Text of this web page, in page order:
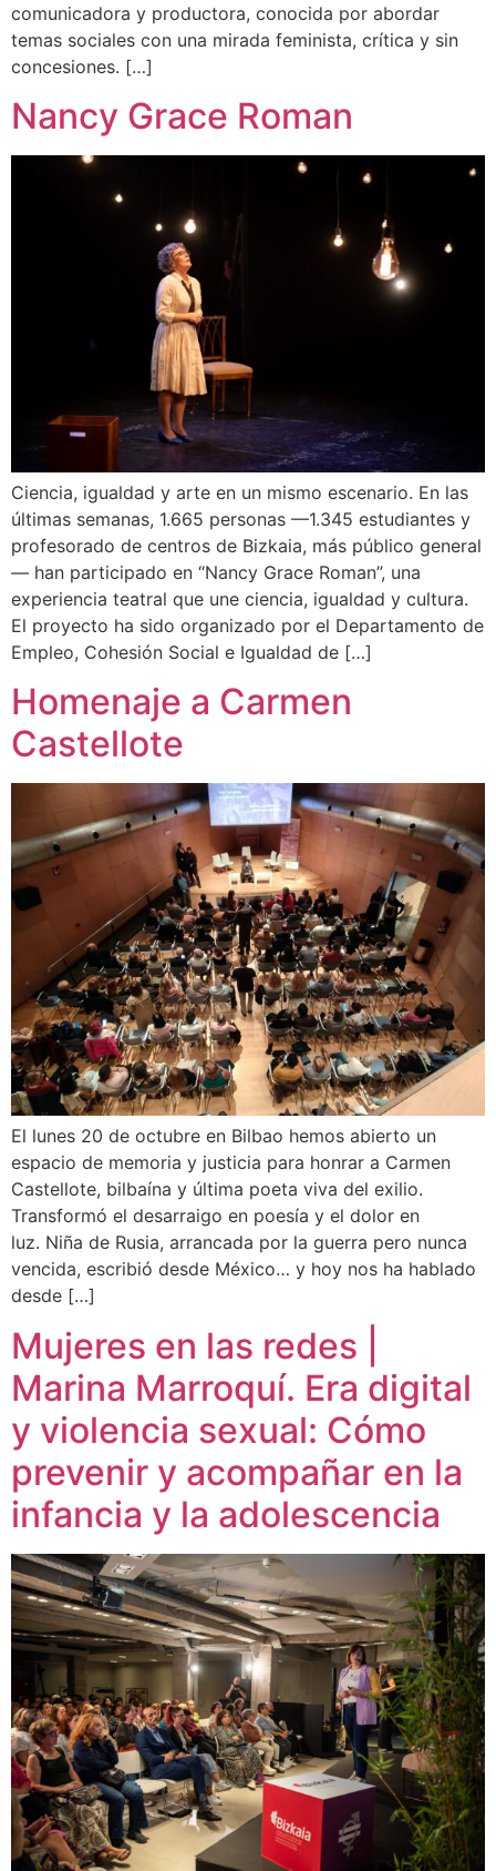
comunicadora y productora, conocida por abordar
temas sociales con una mirada feminista, crítica y sin
concesiones. […]
Nancy Grace Roman
Ciencia, igualdad y arte en un mismo escenario. En las
últimas semanas, 1.665 personas —1.345 estudiantes y
profesorado de centros de Bizkaia, más público general
— han participado en “Nancy Grace Roman”, una
experiencia teatral que une ciencia, igualdad y cultura.
El proyecto ha sido organizado por el Departamento de
Empleo, Cohesión Social e Igualdad de […]
Homenaje a Carmen
Castellote
El lunes 20 de octubre en Bilbao hemos abierto un
espacio de memoria y justicia para honrar a Carmen
Castellote, bilbaína y última poeta viva del exilio.
Transformó el desarraigo en poesía y el dolor en
luz. Niña de Rusia, arrancada por la guerra pero nunca
vencida, escribió desde México… y hoy nos ha hablado
desde […]
Mujeres en las redes |
Marina Marroquí. Era digital
y violencia sexual: Cómo
prevenir y acompañar en la
infancia y la adolescencia